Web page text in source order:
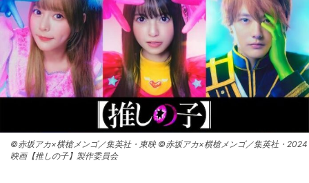
©赤坂アカ×横槍メンゴ／集英社・東映 ©赤坂アカ×横槍メンゴ／集英社・2024
映画【推しの子】製作委員会